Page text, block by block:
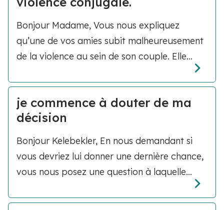
Bonjour Madame, Vous nous expliquez
qu’une de vos amies subit malheureusement
de la violence au sein de son couple. Elle...
je commence à douter de ma
décision
Bonjour Kelebekler, En nous demandant si
vous devriez lui donner une dernière chance,
vous nous posez une question à laquelle...